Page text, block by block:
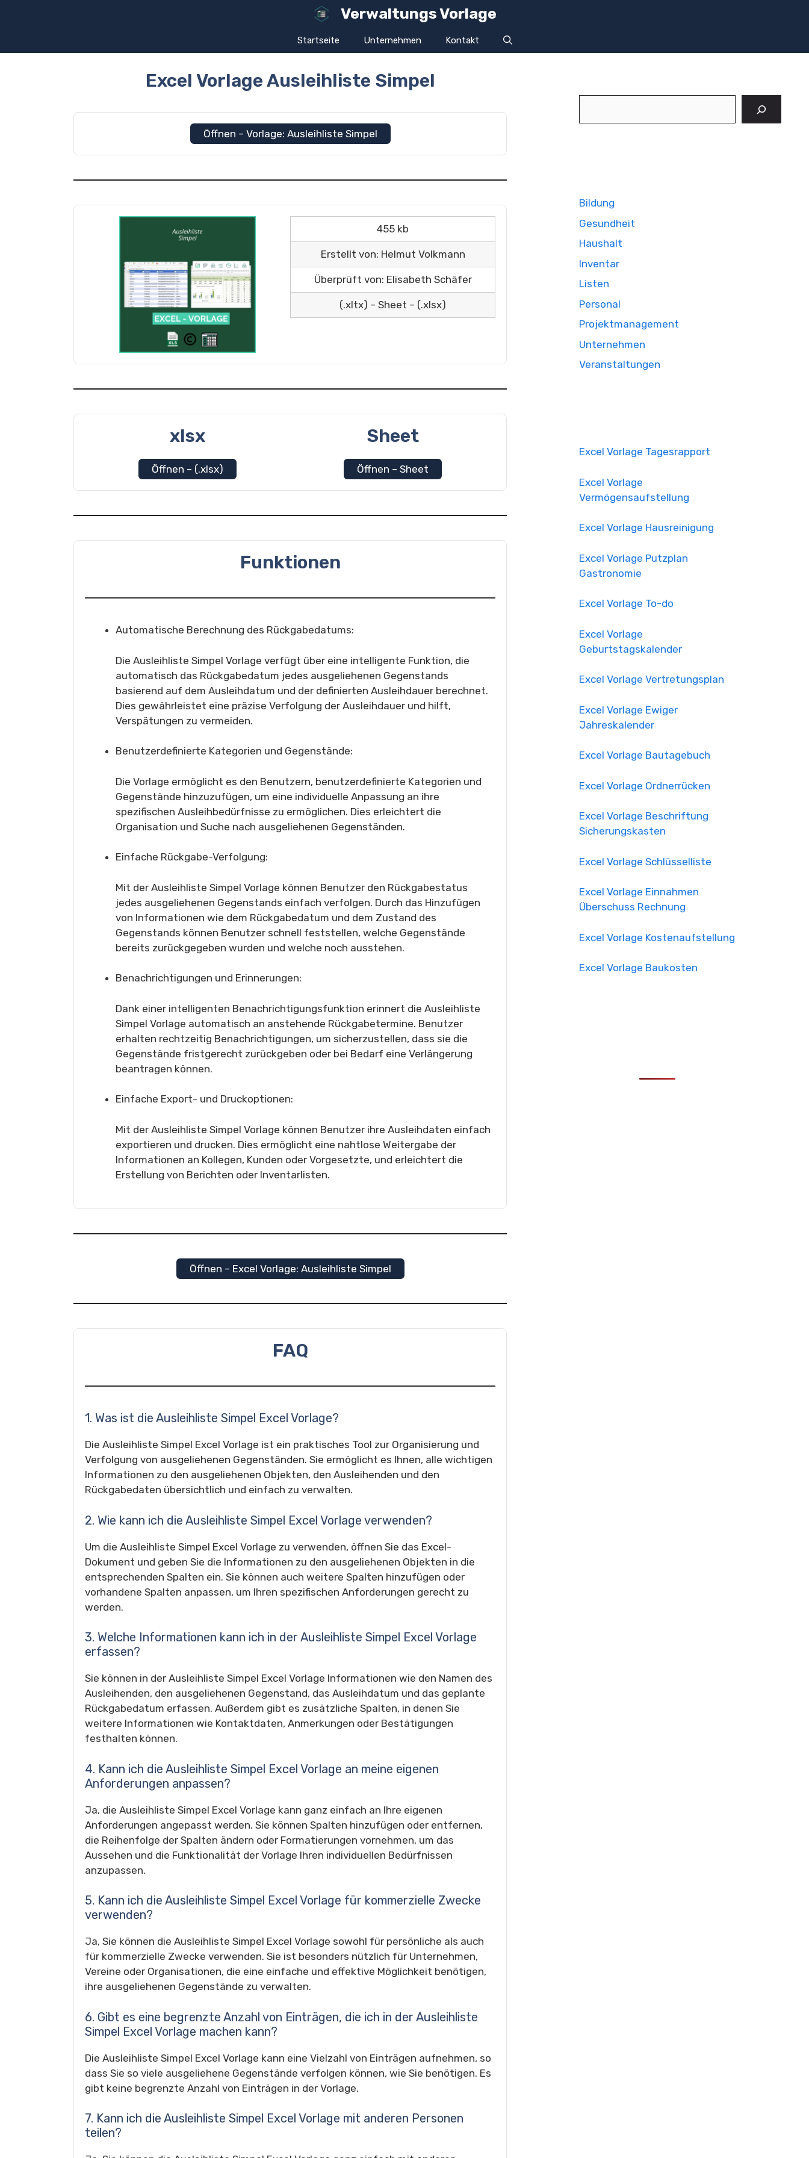
Verwaltungs Vorlage
Startseite Unternehmen Kontakt
Excel Vorlage Ausleihliste Simpel
Öffnen – Vorlage: Ausleihliste Simpel
455 kb
Erstellt von: Helmut Volkmann
Überprüft von: Elisabeth Schäfer
(.xltx) – Sheet – (.xlsx)
xlsx
Öffnen – (.xlsx)
Sheet
Öffnen – Sheet
Funktionen
Automatische Berechnung des Rückgabedatums:
Die Ausleihliste Simpel Vorlage verfügt über eine intelligente Funktion, die
automatisch das Rückgabedatum jedes ausgeliehenen Gegenstands
basierend auf dem Ausleihdatum und der definierten Ausleihdauer berechnet.
Dies gewährleistet eine präzise Verfolgung der Ausleihdauer und hilft,
Verspätungen zu vermeiden.
Benutzerdefinierte Kategorien und Gegenstände:
Die Vorlage ermöglicht es den Benutzern, benutzerdefinierte Kategorien und
Gegenstände hinzuzufügen, um eine individuelle Anpassung an ihre
spezifischen Ausleihbedürfnisse zu ermöglichen. Dies erleichtert die
Organisation und Suche nach ausgeliehenen Gegenständen.
Einfache Rückgabe-Verfolgung:
Mit der Ausleihliste Simpel Vorlage können Benutzer den Rückgabestatus
jedes ausgeliehenen Gegenstands einfach verfolgen. Durch das Hinzufügen
von Informationen wie dem Rückgabedatum und dem Zustand des
Gegenstands können Benutzer schnell feststellen, welche Gegenstände
bereits zurückgegeben wurden und welche noch ausstehen.
Benachrichtigungen und Erinnerungen:
Dank einer intelligenten Benachrichtigungsfunktion erinnert die Ausleihliste
Simpel Vorlage automatisch an anstehende Rückgabetermine. Benutzer
erhalten rechtzeitig Benachrichtigungen, um sicherzustellen, dass sie die
Gegenstände fristgerecht zurückgeben oder bei Bedarf eine Verlängerung
beantragen können.
Einfache Export- und Druckoptionen:
Mit der Ausleihliste Simpel Vorlage können Benutzer ihre Ausleihdaten einfach
exportieren und drucken. Dies ermöglicht eine nahtlose Weitergabe der
Informationen an Kollegen, Kunden oder Vorgesetzte, und erleichtert die
Erstellung von Berichten oder Inventarlisten.
Öffnen – Excel Vorlage: Ausleihliste Simpel
FAQ
1. Was ist die Ausleihliste Simpel Excel Vorlage?
Die Ausleihliste Simpel Excel Vorlage ist ein praktisches Tool zur Organisierung und
Verfolgung von ausgeliehenen Gegenständen. Sie ermöglicht es Ihnen, alle wichtigen
Informationen zu den ausgeliehenen Objekten, den Ausleihenden und den
Rückgabedaten übersichtlich und einfach zu verwalten.
2. Wie kann ich die Ausleihliste Simpel Excel Vorlage verwenden?
Um die Ausleihliste Simpel Excel Vorlage zu verwenden, öffnen Sie das Excel-
Dokument und geben Sie die Informationen zu den ausgeliehenen Objekten in die
entsprechenden Spalten ein. Sie können auch weitere Spalten hinzufügen oder
vorhandene Spalten anpassen, um Ihren spezifischen Anforderungen gerecht zu
werden.
3. Welche Informationen kann ich in der Ausleihliste Simpel Excel Vorlage
erfassen?
Sie können in der Ausleihliste Simpel Excel Vorlage Informationen wie den Namen des
Ausleihenden, den ausgeliehenen Gegenstand, das Ausleihdatum und das geplante
Rückgabedatum erfassen. Außerdem gibt es zusätzliche Spalten, in denen Sie
weitere Informationen wie Kontaktdaten, Anmerkungen oder Bestätigungen
festhalten können.
4. Kann ich die Ausleihliste Simpel Excel Vorlage an meine eigenen
Anforderungen anpassen?
Ja, die Ausleihliste Simpel Excel Vorlage kann ganz einfach an Ihre eigenen
Anforderungen angepasst werden. Sie können Spalten hinzufügen oder entfernen,
die Reihenfolge der Spalten ändern oder Formatierungen vornehmen, um das
Aussehen und die Funktionalität der Vorlage Ihren individuellen Bedürfnissen
anzupassen.
5. Kann ich die Ausleihliste Simpel Excel Vorlage für kommerzielle Zwecke
verwenden?
Ja, Sie können die Ausleihliste Simpel Excel Vorlage sowohl für persönliche als auch
für kommerzielle Zwecke verwenden. Sie ist besonders nützlich für Unternehmen,
Vereine oder Organisationen, die eine einfache und effektive Möglichkeit benötigen,
ihre ausgeliehenen Gegenstände zu verwalten.
6. Gibt es eine begrenzte Anzahl von Einträgen, die ich in der Ausleihliste
Simpel Excel Vorlage machen kann?
Die Ausleihliste Simpel Excel Vorlage kann eine Vielzahl von Einträgen aufnehmen, so
dass Sie so viele ausgeliehene Gegenstände verfolgen können, wie Sie benötigen. Es
gibt keine begrenzte Anzahl von Einträgen in der Vorlage.
7. Kann ich die Ausleihliste Simpel Excel Vorlage mit anderen Personen
teilen?
Bildung
Gesundheit
Haushalt
Inventar
Listen
Personal
Projektmanagement
Unternehmen
Veranstaltungen
Excel Vorlage Tagesrapport
Excel Vorlage
Vermögensaufstellung
Excel Vorlage Hausreinigung
Excel Vorlage Putzplan
Gastronomie
Excel Vorlage To-do
Excel Vorlage
Geburtstagskalender
Excel Vorlage Vertretungsplan
Excel Vorlage Ewiger
Jahreskalender
Excel Vorlage Bautagebuch
Excel Vorlage Ordnerrücken
Excel Vorlage Beschriftung
Sicherungskasten
Excel Vorlage Schlüsselliste
Excel Vorlage Einnahmen
Überschuss Rechnung
Excel Vorlage Kostenaufstellung
Excel Vorlage Baukosten